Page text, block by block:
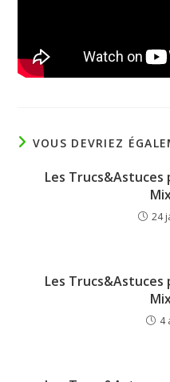
VOUS DEVRIEZ
Les
24
Les
4